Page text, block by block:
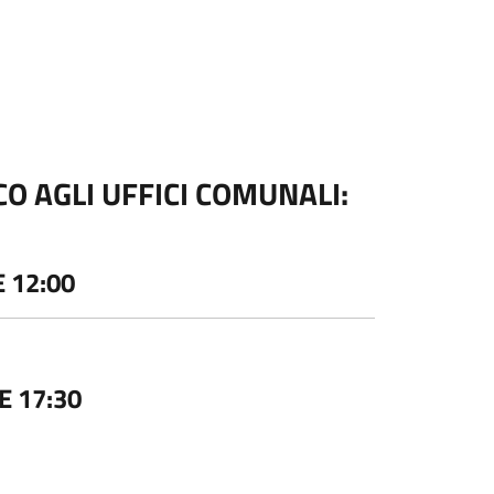
AGLI UFFICI COMUNALI:
12:00
17:30